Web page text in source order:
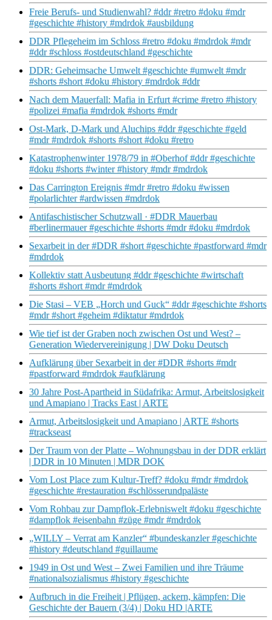
Freie Berufs- und Studienwahl? #ddr #retro #doku #mdr
#geschichte #history #mdrdok #ausbildung
DDR Pflegeheim im Schloss #retro #doku #mdrdok #mdr
#ddr #schloss #ostdeutschland #geschichte
DDR: Geheimsache Umwelt #geschichte #umwelt #mdr
#shorts #short #doku #history #mdrdok #ddr
Nach dem Mauerfall: Mafia in Erfurt #crime #retro #history
#polizei #mafia #mdrdok #shorts #mdr
Ost-Mark, D-Mark und Aluchips #ddr #geschichte #geld
#mdr #mdrdok #shorts #short #doku #retro
Katastrophenwinter 1978/79 in #Oberhof #ddr #geschichte
#doku #shorts #winter #history #mdr #mdrdok
Das Carrington Ereignis #mdr #retro #doku #wissen
#polarlichter #ardwissen #mdrdok
Antifaschistischer Schutzwall · #DDR Mauerbau
#berlinermauer #geschichte #shorts #mdr #doku #mdrdok
Sexarbeit in der #DDR #short #geschichte #pastforward #mdr
#mdrdok
Kollektiv statt Ausbeutung #ddr #geschichte #wirtschaft
#shorts #short #mdr #mdrdok
Die Stasi – VEB „Horch und Guck“ #ddr #geschichte #shorts
#mdr #short #geheim #diktatur #mdrdok
Wie tief ist der Graben noch zwischen Ost und West? –
Generation Wiedervereinigung | DW Doku Deutsch
Aufklärung über Sexarbeit in der #DDR #shorts #mdr
#pastforward #mdrdok #aufklärung
30 Jahre Post-Apartheid in Südafrika: Armut, Arbeitslosigkeit
und Amapiano | Tracks East | ARTE
Armut, Arbeitslosigkeit und Amapiano | ARTE #shorts
#trackseast
Der Traum von der Platte – Wohnungsbau in der DDR erklärt
| DDR in 10 Minuten | MDR DOK
Vom Lost Place zum Kultur-Treff? #doku #mdr #mdrdok
#geschichte #restauration #schlösserundpaläste
Vom Rohbau zur Dampflok-Erlebniswelt #doku #geschichte
#dampflok #eisenbahn #züge #mdr #mdrdok
„WILLY – Verrat am Kanzler“ #bundeskanzler #geschichte
#history #deutschland #guillaume
1949 in Ost und West – Zwei Familien und ihre Träume
#nationalsozialismus #history #geschichte
Aufbruch in die Freiheit | Pflügen, ackern, kämpfen: Die
Geschichte der Bauern (3/4) | Doku HD |ARTE